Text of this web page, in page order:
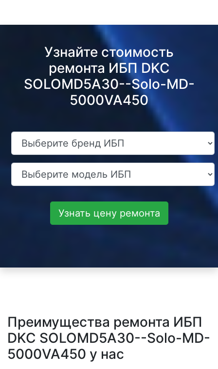
Узнайте стоимость
ремонта ИБП DKC
SOLOMD5A30--Solo-MD-
5000VA450
Узнать цену ремонта
Преимущества ремонта ИБП
DKC SOLOMD5A30--Solo-MD-
5000VA450 у нас